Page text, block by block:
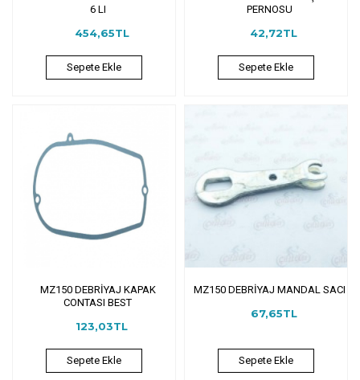
6 LI
454,65TL
Sepete Ekle
PERNOSU
42,72TL
Sepete Ekle
MZ150 DEBRİYAJ KAPAK
CONTASI BEST
123,03TL
Sepete Ekle
MZ150 DEBRİYAJ MANDAL SACI
67,65TL
Sepete Ekle